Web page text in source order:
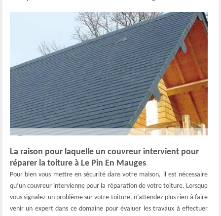
La raison pour laquelle un couvreur intervient pour
réparer la toiture à Le Pin En Mauges
Pour bien vous mettre en sécurité dans votre maison, il est nécessaire
qu’un couvreur intervienne pour la réparation de votre toiture. Lorsque
vous signalez un problème sur votre toiture, n’attendez plus rien à faire
venir un expert dans ce domaine pour évaluer les travaux à effectuer